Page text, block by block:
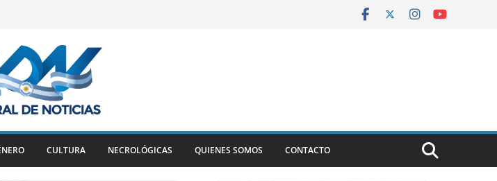
CULTURA NECROLÓGICAS QUIENES SOMOS CONTACTO